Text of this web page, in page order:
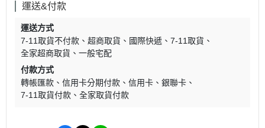
運送&付款
運送方式
7-11取貨不付款
超商取貨 國際快遞
7-11取貨
全家超商取貨
一般宅配
付款方式
轉帳匯款
信用卡分期付款 信用卡
銀聯卡
7-11取貨付款
全家取貨付款